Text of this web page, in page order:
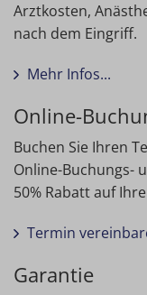
Arztkosten,
nach dem Eingriff.
Mehr Infos...
Online-
Buchen Sie Ihren
Online-Buchungs-
50% Rabatt auf
Termin
Garantie